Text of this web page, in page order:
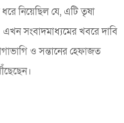
নিয়েছিল যে, এটি তৃষা
এখন সংবাদমাধ্যমের খবরে দাবি
ও সন্তানের হেফাজত